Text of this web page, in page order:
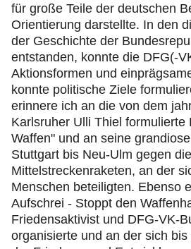
für große Teile der deutschen
Orientierung darstellte. In den
der Geschichte der
entstanden, konnte die DFG(-
Aktionsformen und
konnte politische Ziele
erinnere ich an die von dem
Karlsruher Ulli Thiel
Waffen" und an seine
Stuttgart bis Neu-Ulm gegen
Mittelstreckenraketen, an der
Menschen beteiligten. Ebenso
Aufschrei - Stoppt den
Friedensaktivist und DFG-VK-
organisierte und an der sich